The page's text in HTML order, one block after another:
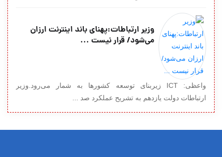
وزیر ارتباطات:پهنای باند اینترنت ارزان
می‌شود/ قرار نیست ...
واعظی: ICT زیربنای توسعه کشورها به شمار می‌رود.وزیر
ارتباطات دولت یازدهم به تشریح عملکرد صد ...